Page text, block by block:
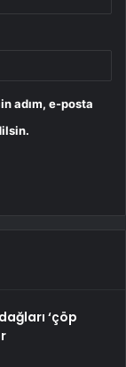
adım, e-posta
‘çöp